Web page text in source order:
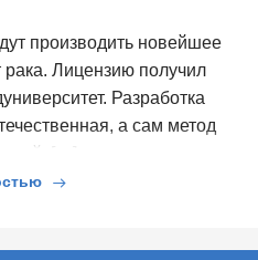
производить новейшее
рака. Лицензию получил
Разработка
а сам метод